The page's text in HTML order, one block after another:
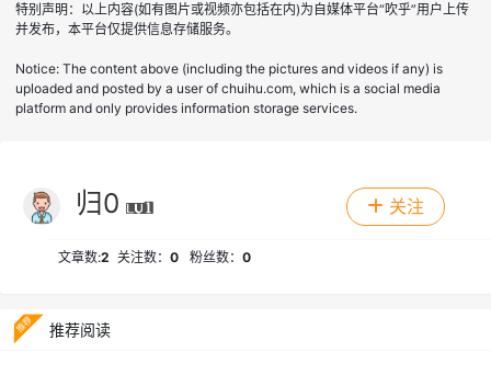
特别声明：以上内容(如有图片或视频亦包括在内)为自媒体平台“吹乎”用户上传
并发布，本平台仅提供信息存储服务。
Notice: The content above (including the pictures and videos if any) is
uploaded and posted by a user of chuihu.com, which is a social media
platform and only provides information storage services.
归0 关注
文章数:2 关注数： 0 粉丝数： 0
推荐阅读